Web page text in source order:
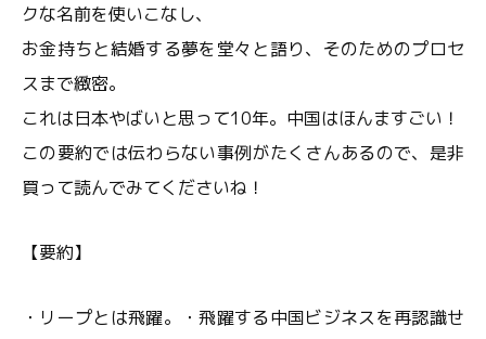
クな名前を使いこなし、
お金持ちと結婚する夢を堂々と語り、そのためのプロセ
スまで緻密。
これは日本やばいと思って10年。中国はほんますごい！
この要約では伝わらない事例がたくさんあるので、是非
買って読んでみてくださいね！
【要約】
・リープとは飛躍。・飛躍する中国ビジネスを再認識せ